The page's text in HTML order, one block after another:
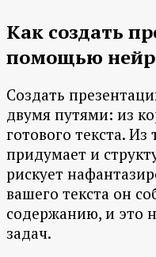
Как создать
помощью
Создать
двумя путями: из
готового текста.
придумает и
рискует
вашего текста он
содержанию, и это
задач.